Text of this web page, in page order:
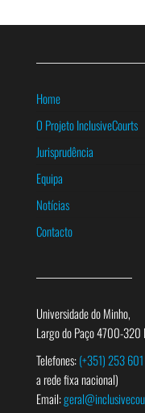
Home
O Projeto InclusiveCourts
Jurisprudência
Equipa
Notícias
Contacto
Universidade do Minho,
Largo do Paço 4700-320
Telefones:(+351) 253
a rede fixa nacional)
Email: